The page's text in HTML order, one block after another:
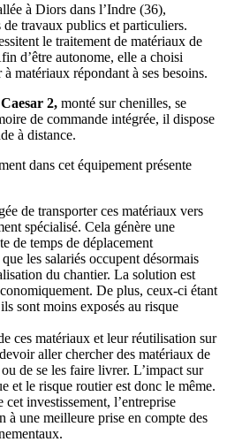
à Diors dans l’Indre (36),
travaux publics et particuliers.
le traitement de matériaux de
d’être autonome, elle a choisi
matériaux répondant à ses besoins.
Caesar 2, monté sur chenilles, se
de commande intégrée, il dispose
à distance.
dans cet équipement présente
de transporter ces matériaux vers
spécialisé. Cela génère une
de temps de déplacement
les salariés occupent désormais
du chantier. La solution est
De plus, ceux-ci étant
sont moins exposés au risque
ces matériaux et leur réutilisation sur
aller chercher des matériaux de
de se les faire livrer. L’impact sur
et le risque routier est donc le même.
investissement, l’entreprise
à une meilleure prise en compte des